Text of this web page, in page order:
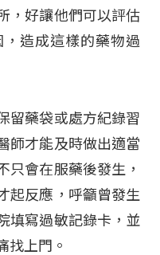
，好讓他們可以評估
造成這樣的藥物過
留藥袋或處方紀錄習
師才能及時做出適當
只會在服藥後發生，
起反應，呼籲曾發生
填寫過敏記錄卡，並
找上門。